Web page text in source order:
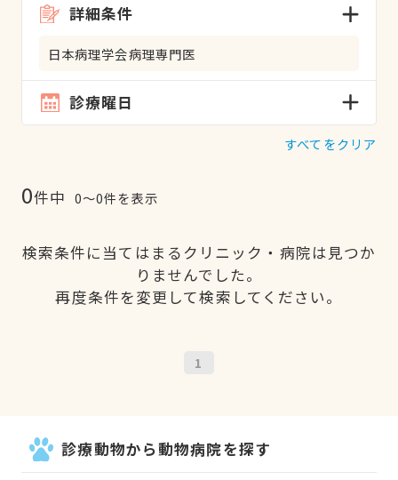
詳細条件
日本病理学会病理専門医
診療曜日
すべてをクリア
0件中 0〜0件を表示
検索条件に当てはまるクリニック・病院は見つか
りませんでした。
再度条件を変更して検索してください。
1
診療動物から動物病院を探す